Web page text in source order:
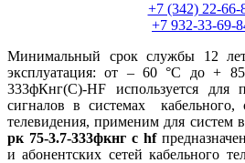
+7 (342) 22-66-
+7 932-33-69-
Минимальный срок службы 12
эксплуатация: от – 60 °С до +
333фКнг(С)-HF используется для
сигналов в системах кабельного,
телевидения, применим для систем
рк 75-3.7-333фкнг с hf
и абонентских сетей кабельного